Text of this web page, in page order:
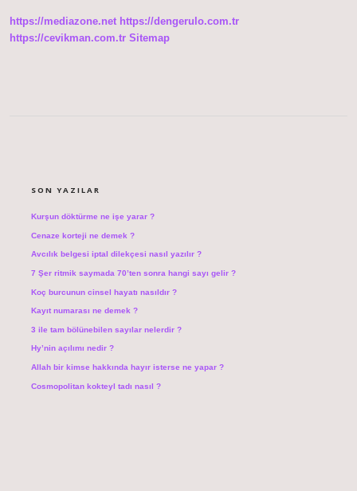
https://mediazone.net https://dengerulo.com.tr
https://cevikman.com.tr Sitemap
SON YAZILAR
Kurşun döktürme ne işe yarar ?
Cenaze korteji ne demek ?
Avcılık belgesi iptal dilekçesi nasıl yazılır ?
7 Şer ritmik saymada 70’ten sonra hangi sayı gelir ?
Koç burcunun cinsel hayatı nasıldır ?
Kayıt numarası ne demek ?
3 ile tam bölünebilen sayılar nelerdir ?
Hy’nin açılımı nedir ?
Allah bir kimse hakkında hayır isterse ne yapar ?
Cosmopolitan kokteyl tadı nasıl ?